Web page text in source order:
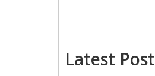
Latest Post